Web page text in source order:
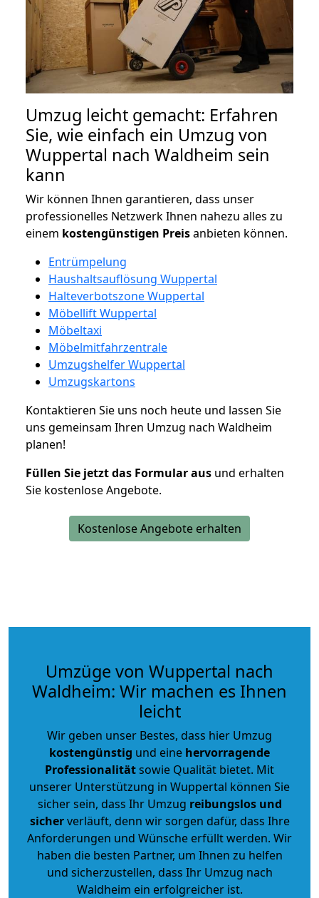
Umzug leicht gemacht: Erfahren
Sie, wie einfach ein Umzug von
Wuppertal nach Waldheim sein
kann
Wir können Ihnen garantieren, dass unser
professionelles Netzwerk Ihnen nahezu alles zu
einem kostengünstigen Preisanbieten können.
Entrümpelung
Haushaltsauflösung Wuppertal
Halteverbotszone Wuppertal
Möbellift Wuppertal
Möbeltaxi
Möbelmitfahrzentrale
Umzugshelfer Wuppertal
Umzugskartons
Kontaktieren Sie uns noch heute und lassen Sie
uns gemeinsam Ihren Umzug nach Waldheim
planen!
Füllen Sie jetzt das Formular aus und erhalten
Sie kostenlose Angebote.
Kostenlose Angebote erhalten
Umzüge von Wuppertal nach
Waldheim: Wir machen es Ihnen
leicht
Wir geben unser Bestes, dass hier Umzug
kostengünstig und eine hervorragende
Professionalitätsowie Qualität bietet. Mit
unserer Unterstützung in Wuppertal können Sie
sicher sein, dass Ihr Umzug reibungslos und
sicherverläuft, denn wir sorgen dafür, dass Ihre
Anforderungen und Wünsche erfüllt werden. Wir
haben die besten Partner, um Ihnen zu helfen
und sicherzustellen, dass Ihr Umzug nach
Waldheim ein erfolgreicher ist.